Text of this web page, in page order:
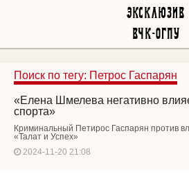
Эксклюзив
ВЧК-ОГПУ
Поиск по тегу: Петрос Гаспарян
«Елена Шмелева негативно
спорта»
Криминальный Петирос Гаспарян против
«Талат и Успех»
2024-11-20 21:08